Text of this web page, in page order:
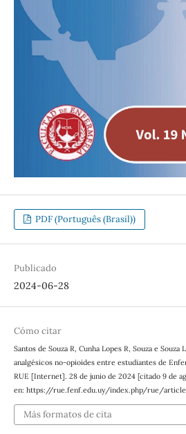
PDF (Português (Brasil))
Publicado
2024-06-28
Cómo citar
Santos de Souza R, Cunha Lopes R, Souza e Souza
analgésicos no-opioides entre estudiantes de
RUE [Internet]. 28 de junio de 2024 [citado 9 de
en: https://rue.fenf.edu.uy/index.php/rue/
Más formatos de cita